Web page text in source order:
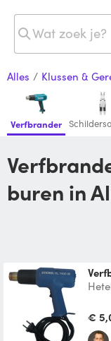
Alles / Klussen &
Verfbrander
Verfbrander huren van je
buren in
€